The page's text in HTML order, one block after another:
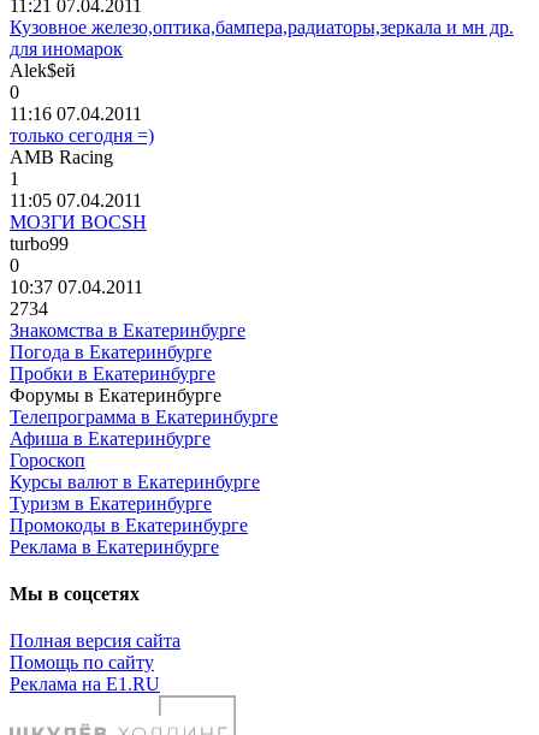
11:21 07.04.2011
Кузовное железо,оптика,бампера,радиаторы,зеркала и мн др.
для иномарок
Alek$ей
0
11:16 07.04.2011
только сегодня =)
AMB Racing
1
11:05 07.04.2011
МОЗГИ BOCSH
turbo99
0
10:37 07.04.2011
2734
Знакомства в Екатеринбурге
Погода в Екатеринбурге
Пробки в Екатеринбурге
Форумы в Екатеринбурге
Телепрограмма в Екатеринбурге
Афиша в Екатеринбурге
Гороскоп
Курсы валют в Екатеринбурге
Туризм в Екатеринбурге
Промокоды в Екатеринбурге
Реклама в Екатеринбурге
Мы в соцсетях
Полная версия сайта
Помощь по сайту
Реклама на E1.RU